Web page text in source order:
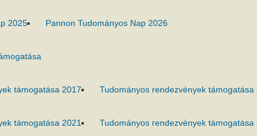
2025 Pannon Tudományos Nap 2026
támogatása 2017 Tudományos rendezvények támogatása
támogatása 2021 Tudományos rendezvények támogatása